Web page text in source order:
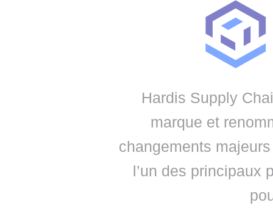
TOUTES LES INTERVIEWS
👉 PRENDRE LA PAROLE
👉 PLANNING EDITORIAL
•
•
•
Hardis Supply
marque et
changements
l’un des principaux